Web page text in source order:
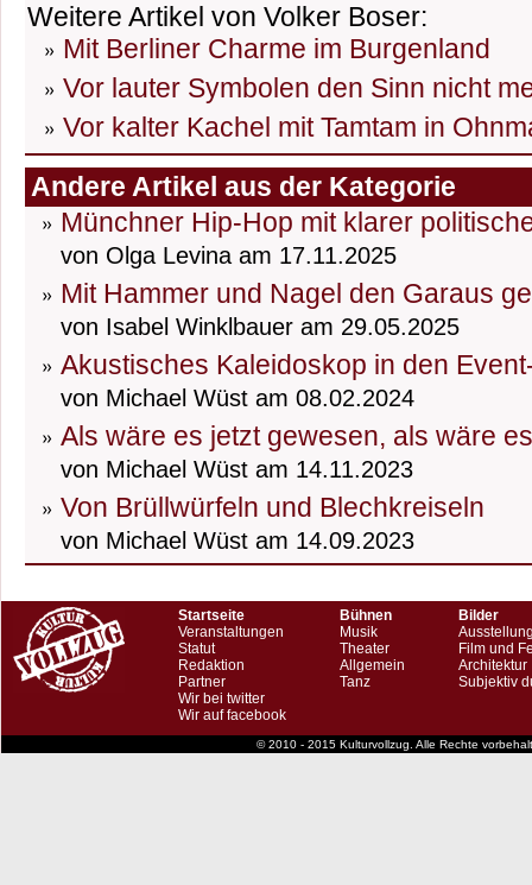
Weitere Artikel von Volker Boser:
Mit Berliner Charme im Burgenland
Vor lauter Symbolen den Sinn nicht
Vor kalter Kachel mit Tamtam in
Andere Artikel aus der Kategorie
Münchner Hip-Hop mit klarer
von Olga Levina am 17.11.2025
Mit Hammer und Nagel den Garaus
von Isabel Winklbauer am 29.05.2025
Akustisches Kaleidoskop in den
von Michael Wüst am 08.02.2024
Als wäre es jetzt gewesen, als wäre
von Michael Wüst am 14.11.2023
Von Brüllwürfeln und Blechkreiseln
von Michael Wüst am 14.09.2023
Startseite
Veranstaltungen
Statut
Redaktion
Partner
Wir bei twitter
Wir auf facebook
Bühnen
Musik
Theater
Allgemein
Tanz
Bilder
Film und
Architektur
Subjektiv
© 2010 - 2015 Kulturvollzug. Alle Rechte